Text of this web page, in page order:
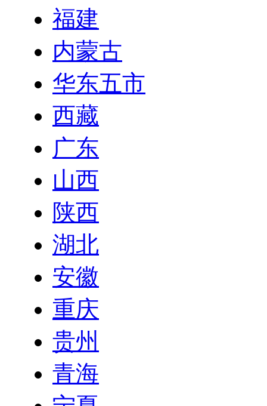
福建
内蒙古
华东五市
西藏
广东
山西
陕西
湖北
安徽
重庆
贵州
青海